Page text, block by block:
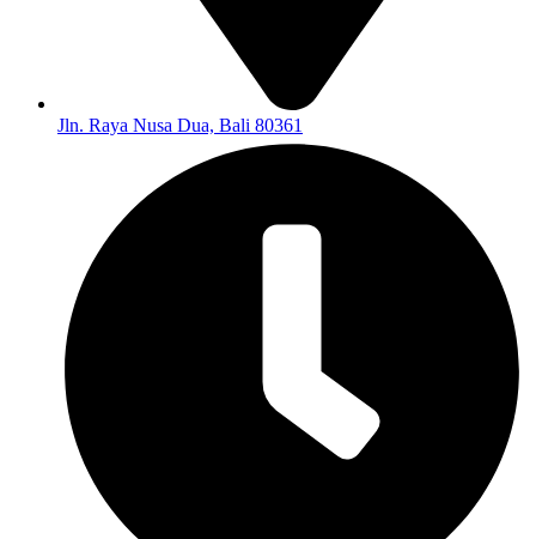
Jln. Raya Nusa Dua, Bali 80361